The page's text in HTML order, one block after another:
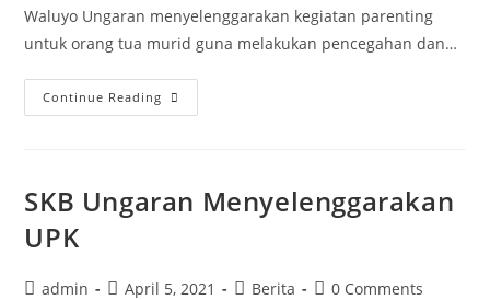
Waluyo Ungaran menyelenggarakan kegiatan parenting
untuk orang tua murid guna melakukan pencegahan dan…
Continue Reading
Junior
Gelar
Kerja
SKB Ungaran Menyelenggarakan
UPK
Postadmin
PostApril 5, 2021
PostBerita
Post0 Comments